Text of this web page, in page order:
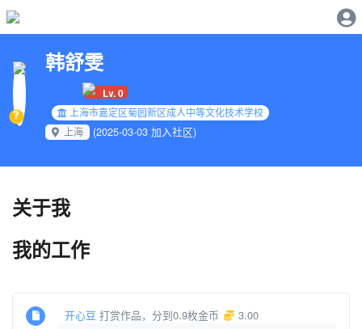
韩舒雯
Lv. 0
上海市嘉定区菊园新区成人中等文化技术学校
上海
(2025-03-03 加入社区)
关于我
我的工作
开心豆 打赏作品，分到0.9枚金币
3.00